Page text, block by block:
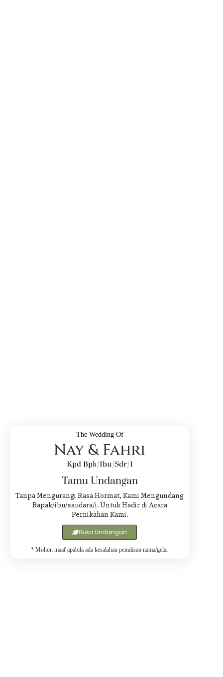
The Wedding Of
Nay & Fahri
Kpd Bpk/Ibu/Sdr/i
Tamu Undangan
Tanpa Mengurangi Rasa Hormat, Kami Mengundang
Bapak/ibu/saudara/i. Untuk Hadir di Acara
Pernikahan Kami.
Buka Undangan
* Mohon maaf apabila ada kesalahan penulisan nama/gelar